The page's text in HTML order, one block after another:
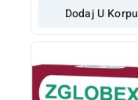
Dodaj U Korpu